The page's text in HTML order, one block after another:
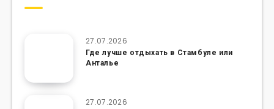
27.07.2026
Где лучше отдыхать в Стамбуле или
Анталье
27.07.2026